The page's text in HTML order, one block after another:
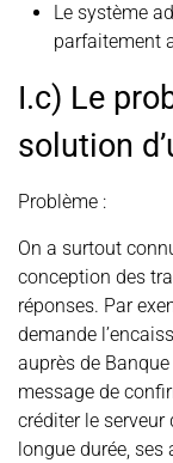
Le système
parfaitement
I.c) Le
solution
Problème :
On a surtout
conception des
réponses. Par
demande
auprès de
message de
créditer le
longue durée,